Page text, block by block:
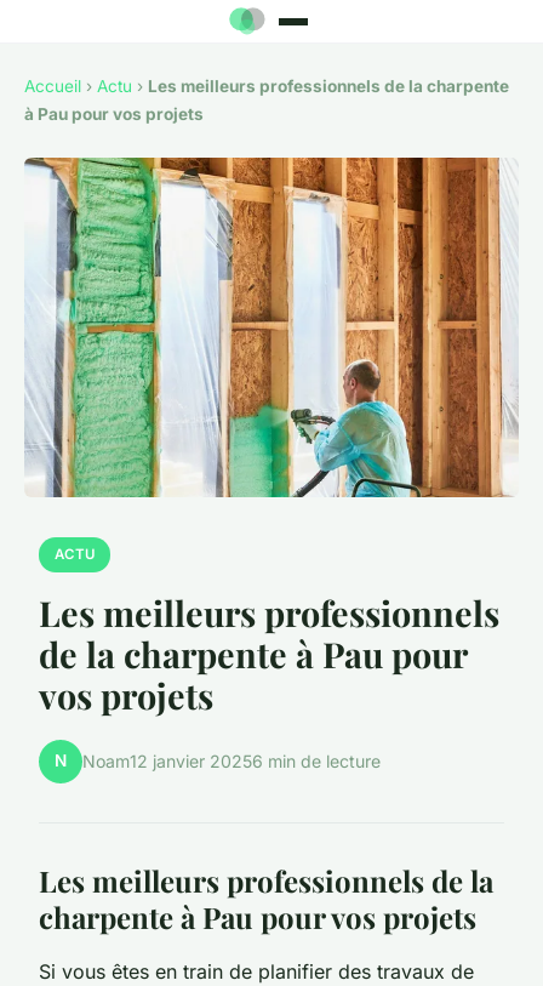
Accueil › Actu › Les meilleurs professionnels de la charpente
à Pau pour vos projets
ACTU
Les meilleurs professionnels
de la charpente à Pau pour
vos projets
N Noam12 janvier 20256 min de lecture
Les meilleurs professionnels de la
charpente à Pau pour vos projets
Si vous êtes en train de planifier des travaux de